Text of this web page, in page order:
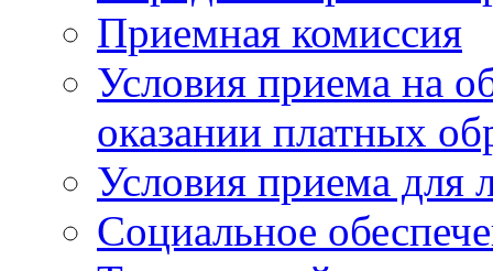
Приемная комиссия
Условия приема на
оказании платных
Условия приема для
Социальное